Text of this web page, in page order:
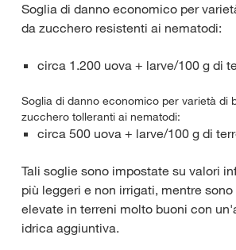
Soglia di danno economico per
da zucchero resistenti ai nematodi:
circa 1.200 uova + larve/100 g di
Soglia di danno economico per varietà di
zucchero tolleranti ai nematodi:
circa 500 uova + larve/100 g di
Tali soglie sono impostate su valori
più leggeri e non irrigati, mentre
elevate in terreni molto buoni con
idrica aggiuntiva.